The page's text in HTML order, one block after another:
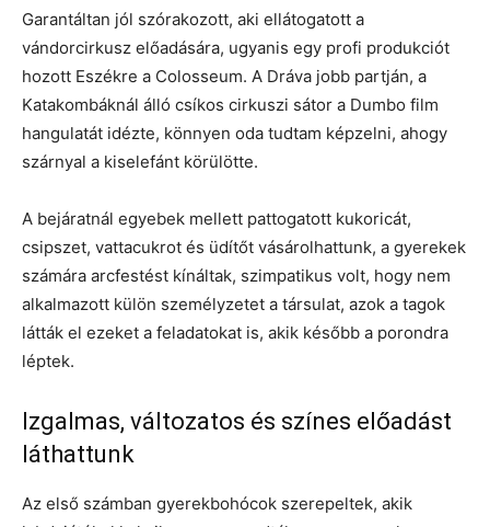
Garantáltan jól szórakozott, aki ellátogatott a
vándorcirkusz előadására, ugyanis egy profi produkciót
hozott Eszékre a Colosseum. A Dráva jobb partján, a
Katakombáknál álló csíkos cirkuszi sátor a Dumbo film
hangulatát idézte, könnyen oda tudtam képzelni, ahogy
szárnyal a kiselefánt körülötte.
A bejáratnál egyebek mellett pattogatott kukoricát,
csipszet, vattacukrot és üdítőt vásárolhattunk, a gyerekek
számára arcfestést kínáltak, szimpatikus volt, hogy nem
alkalmazott külön személyzetet a társulat, azok a tagok
látták el ezeket a feladatokat is, akik később a porondra
léptek.
Izgalmas, változatos és színes előadást
láthattunk
Az első számban gyerekbohócok szerepeltek, akik